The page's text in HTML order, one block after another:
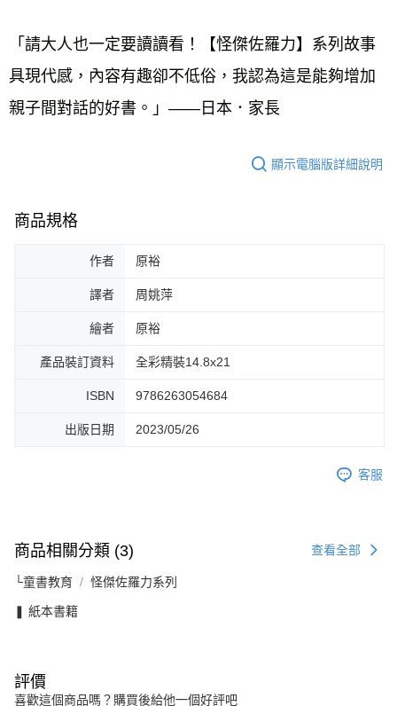
「請大人也一定要讀讀看！【怪傑佐羅力】系列故事
具現代感，內容有趣卻不低俗，我認為這是能夠增加
親子間對話的好書。」——日本．家長
顯示電腦版詳細說明
商品規格
作者 原裕
譯者 周姚萍
繪者 原裕
產品裝訂資料 全彩精裝14.8x21
ISBN 9786263054684
出版日期 2023/05/26
客服
商品相關分類 (3) 查看全部
└童書教育 怪傑佐羅力系列
❚ 紙本書籍
評價
喜歡這個商品嗎？購買後給他一個好評吧